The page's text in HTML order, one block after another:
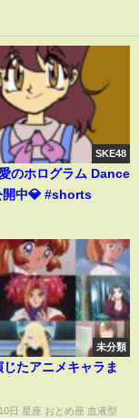
SKE48
のホログラム Dance
中💎 #shorts
未分類
たアニメキャラま
日 星座 おとめ座 血液型